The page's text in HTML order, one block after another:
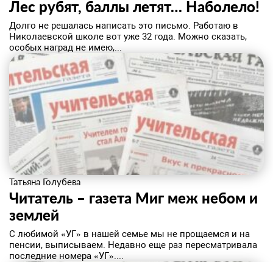
Лес рубят, баллы летят… Наболело!
Долго не решалась написать это письмо. Работаю в
Николаевской школе вот уже 32 года. Можно сказать,
особых наград не имею,...
Татьяна Голубева
Читатель – газета Миг меж небом и
землей
С любимой «УГ» в нашей семье мы не прощаемся и на
пенсии, выписываем. Недавно еще раз пересматривала
последние номера «УГ»....